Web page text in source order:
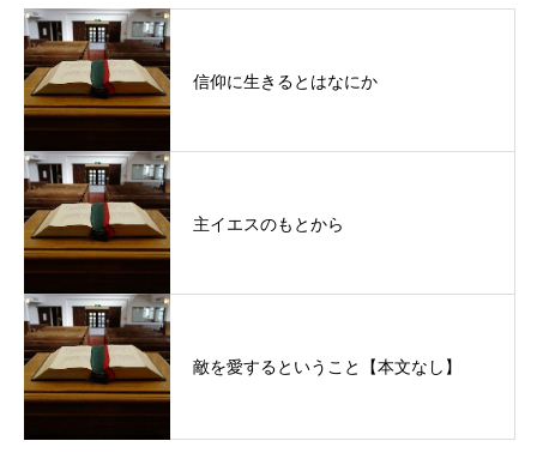
信仰に生きるとはなにか
主イエスのもとから
敵を愛するということ【本文なし】